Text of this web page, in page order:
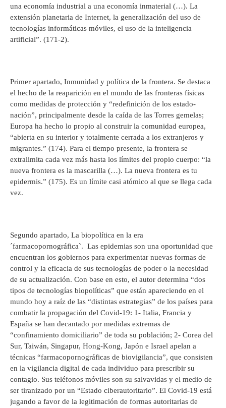
una economía industrial a una economía inmaterial (…). La
extensión planetaria de Internet, la generalización del uso de
tecnologías informáticas móviles, el uso de la inteligencia
artificial”. (171-2).
Primer apartado, Inmunidad y política de la frontera. Se destaca
el hecho de la reaparición en el mundo de las fronteras físicas
como medidas de protección y “redefinición de los estado-
nación”, principalmente desde la caída de las Torres gemelas;
Europa ha hecho lo propio al construir la comunidad europea,
“abierta en su interior y totalmente cerrada a los extranjeros y
migrantes.” (174). Para el tiempo presente, la frontera se
extralimita cada vez más hasta los límites del propio cuerpo: “la
nueva frontera es la mascarilla (…). La nueva frontera es tu
epidermis.” (175). Es un límite casi atómico al que se llega cada
vez.
Segundo apartado, La biopolítica en la era
´farmacopornográfica`. Las epidemias son una oportunidad que
encuentran los gobiernos para experimentar nuevas formas de
control y la eficacia de sus tecnologías de poder o la necesidad
de su actualización. Con base en esto, el autor determina “dos
tipos de tecnologías biopolíticas” que están apareciendo en el
mundo hoy a raíz de las “distintas estrategias” de los países para
combatir la propagación del Covid-19: 1- Italia, Francia y
España se han decantado por medidas extremas de
“confinamiento domiciliario” de toda su población; 2- Corea del
Sur, Taiwán, Singapur, Hong-Kong, Japón e Israel apelan a
técnicas “farmacopornográficas de biovigilancia”, que consisten
en la vigilancia digital de cada individuo para prescribir su
contagio. Sus teléfonos móviles son su salvavidas y el medio de
ser tiranizado por un “Estado ciberautoritario”. El Covid-19 está
jugando a favor de la legitimación de formas autoritarias de